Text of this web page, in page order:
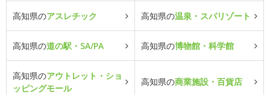
高知県のアスレチック 高知県の温泉・スパリゾート
高知県の道の駅・SA/PA 高知県の博物館・科学館
高知県のアウトレット・ショ
ッピングモール
高知県の商業施設・百貨店